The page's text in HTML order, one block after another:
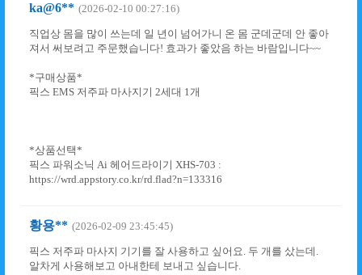
ka@6** (2026-02-10 00:27:16)
직업상 몸을 많이 쓰는데 일 년이 넘어가니 온 몸 군데군데 안 좋아
져서 써보려고 주문했습니다! 효과가 좋았음 하는 바람입니다~~
*구매상품*
픽스 EMS 저주파 마사지기 2세대 1개
*상품선택*
픽스 파워소닉 Ai 헤어드라이기 XHS-703 :
https://wrd.appstory.co.kr/rd.flad?n=133316
황용** (2026-02-09 23:45:45)
픽스 저주파 마사지 기기를 잘 사용하고 싶어요. 두 개를 샀는데.
알차게 사용해보고 아내한테 보내고 싶습니다.